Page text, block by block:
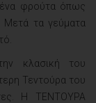
φρούτα όπως
Μετά τα γεύματα
κλασική του
Τεντούρα του
Η ΤΕΝΤΟΥΡΑ